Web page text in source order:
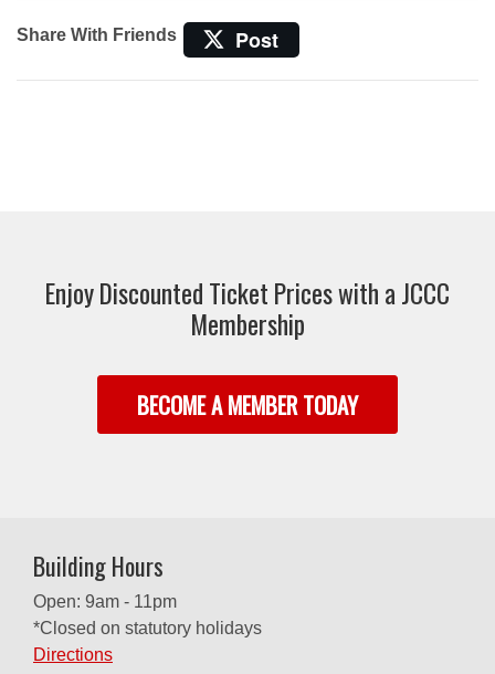
Share With Friends Post
Enjoy Discounted Ticket Prices with a JCCC
Membership
BECOME A MEMBER TODAY
Building Hours
Open: 9am - 11pm
*Closed on statutory holidays
Directions